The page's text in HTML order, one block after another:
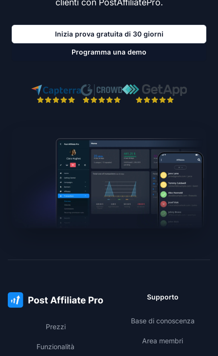
clienti con PostAffiliatePro.
Inizia prova gratuita di 30 giorni
Programma una demo
Prezzi
Funzionalità
Supporto
Base di conoscenza
Area membri